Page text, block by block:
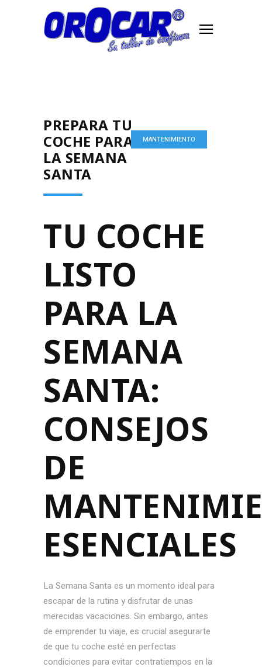
MANTENIMIENTO
PREPARA TU
COCHE PARA
LA SEMANA
SANTA
TU COCHE
LISTO
PARA LA
SEMANA
SANTA:
CONSEJOS
DE
ESENCIALES
La Semana Santa es un momento ideal para
escapar de la rutina y disfrutar de unas
merecidas vacaciones. Sin embargo, antes
de emprender tu viaje, es crucial asegurarte
de que tu coche esté en perfectas
condiciones para evitar contratiempos en la